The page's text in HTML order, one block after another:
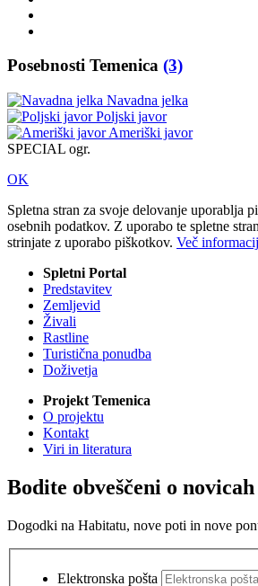
Posebnosti Temenica (3)
Navadna jelka
Poljski javor
Ameriški javor
SPECIAL ogr.
OK
Spletna stran za svoje delovanje uporablja
osebnih podatkov. Z uporabo te spletne
strinjate z uporabo piškotkov. Več informacij
Spletni Portal
Predstavitev
Zemljevid
Živali
Rastline
Turistična ponudba
Doživetja
Projekt Temenica
O projektu
Kontakt
Viri in literatura
Bodite obveščeni o novicah
Dogodki na Habitatu, nove poti in nove
Elektronska pošta